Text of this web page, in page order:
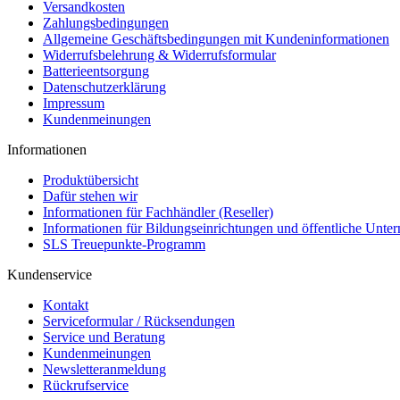
Versandkosten
Zahlungsbedingungen
Allgemeine Geschäftsbedingungen mit Kundeninformationen
Widerrufsbelehrung & Widerrufsformular
Batterieentsorgung
Datenschutzerklärung
Impressum
Kundenmeinungen
Informationen
Produktübersicht
Dafür stehen wir
Informationen für Fachhändler (Reseller)
Informationen für Bildungseinrichtungen und öffentliche
SLS Treuepunkte-Programm
Kundenservice
Kontakt
Serviceformular / Rücksendungen
Service und Beratung
Kundenmeinungen
Newsletteranmeldung
Rückrufservice